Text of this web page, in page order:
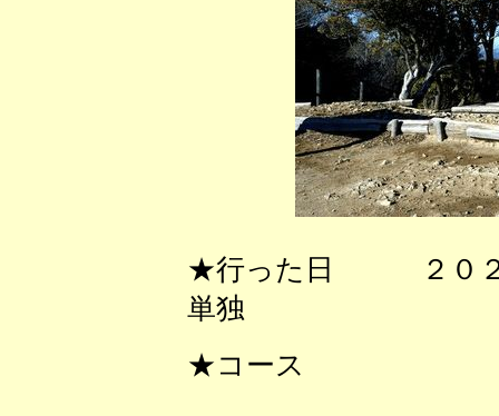
★行った日 ２０２
単独
★コース